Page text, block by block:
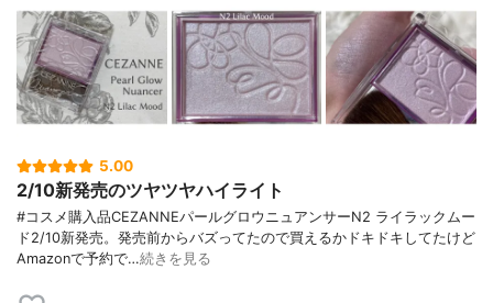
5.00
2/10新発売のツヤツヤハイライト
#コスメ購入品CEZANNEパールグロウニュアンサーN2 ライラックムー
ド2/10新発売。発売前からバズってたので買えるかドキドキしてたけど
Amazonで予約で…続きを見る